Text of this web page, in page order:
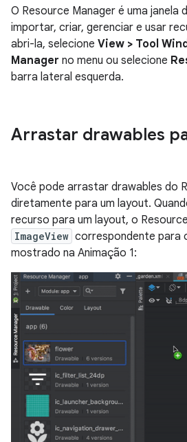
O Resource Manager é uma janela
importar, criar, gerenciar e usar
abri-la, selecione View > Tool
Manager no menu ou selecione
barra lateral esquerda.
Arrastar drawables
Você pode arrastar drawables do
diretamente para um layout.
recurso para um layout, o
ImageView correspondente para
mostrado na Animação 1: